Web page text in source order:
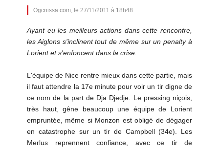
Ogcnissa.com, le 27/11/2011 à 18h48
Ayant eu les meilleurs actions dans cette rencontre,
les Aiglons s'inclinent tout de même sur un penalty à
Lorient et s'enfoncent dans la crise.
L'équipe de Nice rentre mieux dans cette partie, mais
il faut attendre la 17e minute pour voir un tir digne de
ce nom de la part de Dja Djedje. Le pressing niçois,
très haut, gêne beaucoup une équipe de Lorient
empruntée, même si Monzon est obligé de dégager
en catastrophe sur un tir de Campbell (34e). Les
Merlus reprennent confiance, avec ce tir de